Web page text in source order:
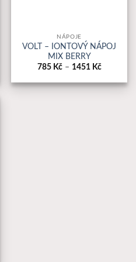
NÁPOJE
VOLT – IONTOVÝ NÁPOJ
MIX BERRY
785 Kč – 1451 KčRozpětí
785 Kč
až